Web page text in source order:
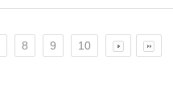
8 9 10